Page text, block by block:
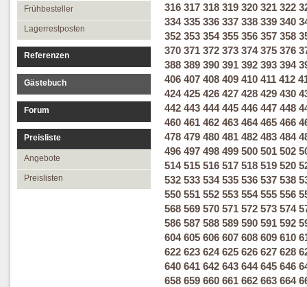
Frühbesteller
Lagerrestposten
Referenzen
Gästebuch
Forum
Preisliste
Angebote
Preislisten
316 317 318 319 320 321 322
334 335 336 337 338 339 340
352 353 354 355 356 357 358
370 371 372 373 374 375 376
388 389 390 391 392 393 394
406 407 408 409 410 411 412
424 425 426 427 428 429 430
442 443 444 445 446 447 448
460 461 462 463 464 465 466
478 479 480 481 482 483 484
496 497 498 499 500 501 502
514 515 516 517 518 519 520
532 533 534 535 536 537 538
550 551 552 553 554 555 556
568 569 570 571 572 573 574
586 587 588 589 590 591 592
604 605 606 607 608 609 610
622 623 624 625 626 627 628
640 641 642 643 644 645 646
658 659 660 661 662 663 664